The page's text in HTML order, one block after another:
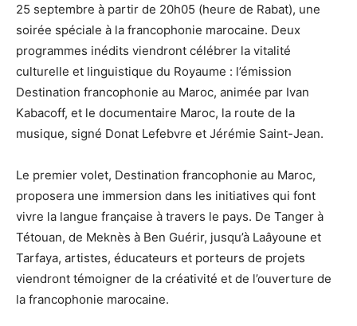
25 septembre à partir de 20h05 (heure de Rabat), une
soirée spéciale à la francophonie marocaine. Deux
programmes inédits viendront célébrer la vitalité
culturelle et linguistique du Royaume : l’émission
Destination francophonie au Maroc, animée par Ivan
Kabacoff, et le documentaire Maroc, la route de la
musique, signé Donat Lefebvre et Jérémie Saint-Jean.
Le premier volet, Destination francophonie au Maroc,
proposera une immersion dans les initiatives qui font
vivre la langue française à travers le pays. De Tanger à
Tétouan, de Meknès à Ben Guérir, jusqu’à Laâyoune et
Tarfaya, artistes, éducateurs et porteurs de projets
viendront témoigner de la créativité et de l’ouverture de
la francophonie marocaine.